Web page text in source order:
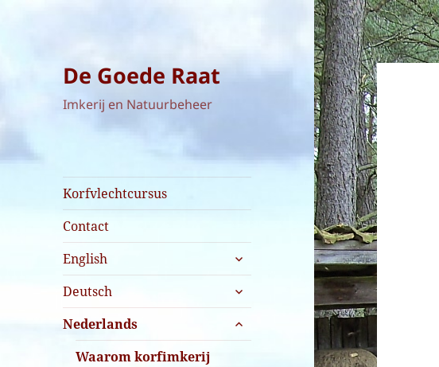
De Goede Raat
Imkerij en Natuurbeheer
Korfvlechtcursus
Contact
English
submenu
uitvouwen
Deutsch
submenu
uitvouwen
Nederlands
submenu
uitvouwen
Waarom korfimkerij